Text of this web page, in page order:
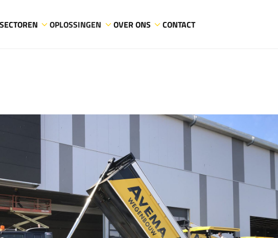
SECTOREN OPLOSSINGEN OVER ONS CONTACT